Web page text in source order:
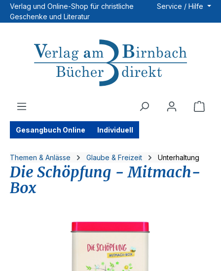
Zum Hauptinhalt springen
Verlag und Online-Shop für christliche
Geschenke und Literatur
Service / Hilfe
Gesangbuch Online Individuell
Themen & Anlässe Glaube & Freizeit Unterhaltung
Die Schöpfung - Mitmach-
Box
Bildergalerie überspringen